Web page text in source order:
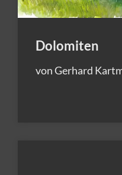
Dolomiten
von Gerhard